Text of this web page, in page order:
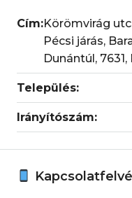
Cím:Körömvirág
Pécsi járás,
Dunántúl,
Település:
Irányítószám: